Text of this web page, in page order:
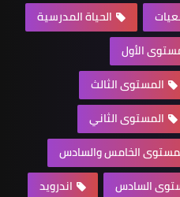
الحياة المدرسية
الأول
المستوى الثالث
المستوى الثاني
الخامس والسادس
السادس
اندرويد